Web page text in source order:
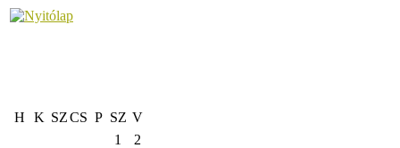
H K SZCS P SZ V
1
2